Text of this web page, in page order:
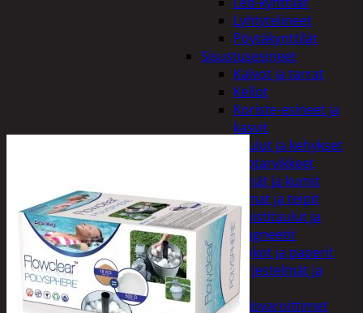
Lyhtytelineet
Pöytäkynttilät
Sisustusesineet
Kalvot ja tarrat
Kellot
Koriste-esineet ja
kasvit
Taulut ja kehykset
Toimistotarvikkeet
Kynät ja kumit
Liimat ja teipit
Muistitaulut ja
magneetit
Vihkot ja paperit
Turvajärjestelmät ja
lukitus
Palovaroittimet